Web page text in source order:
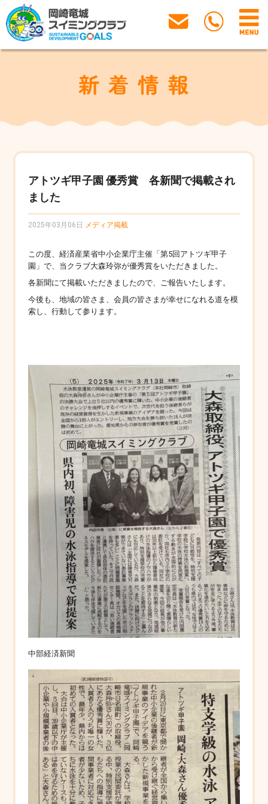
アトツギ甲子園 優秀賞 各新聞で掲載され
ました
2025年03月06日 メディア掲載
この度、経済産業省中小企業庁主催「第5回アトツギ甲子
園」で、当クラブ大森玲弥が優秀賞をいただきました。
各新聞にて掲載いただきましたので、ご報告いたします。
今後も、地域の皆さま、会員の皆さまが幸せになれる道を模
索し、行動して参ります。
中部経済新聞